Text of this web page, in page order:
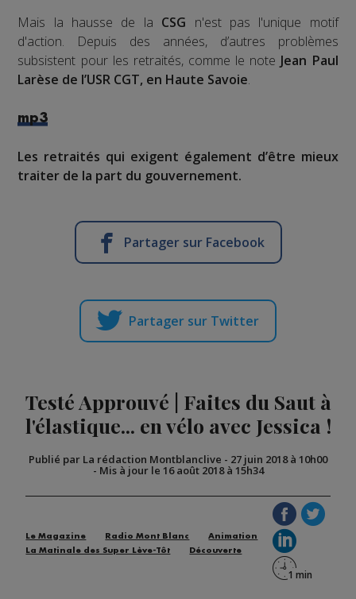
Mais la hausse de la CSG n'est pas l'unique motif
d'action. Depuis des années, d’autres problèmes
subsistent pour les retraités, comme le note Jean Paul
Larèse de l’USR CGT, en Haute Savoie.
mp3
Les retraités qui exigent également d’être mieux
traiter de la part du gouvernement.
Partager sur Facebook
Partager sur Twitter
Testé Approuvé | Faites du Saut à
l'élastique... en vélo avec Jessica !
Publié par La rédaction Montblanclive - 27 juin 2018 à 10h00
- Mis à jour le 16 août 2018 à 15h34
Le Magazine Radio Mont Blanc
Animation
La Matinale des Super Lève-Tôt
Découverte